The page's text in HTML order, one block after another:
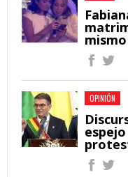
OPINIÓN